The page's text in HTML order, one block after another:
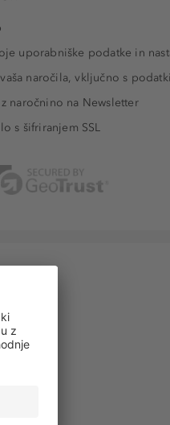
uporabniške podatke in
naročila, vključno s
naročnino na Newsletter
s šifriranjem SSL